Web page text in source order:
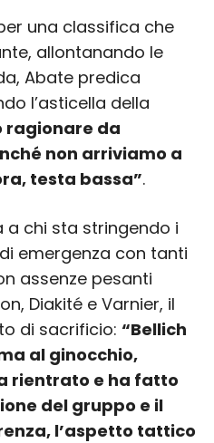
una classifica che
allontanando le
Abate predica
l’asticella della
ragionare da
non arriviamo a
testa bassa”.
a chi sta stringendo i
emergenza con tanti
assenze pesanti
Diakité e Varnier, il
di sacrificio: “Bellich
al ginocchio,
rientrato e ha fatto
del gruppo e il
l’aspetto tattico